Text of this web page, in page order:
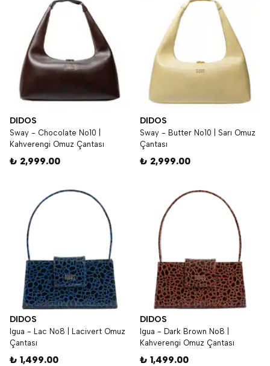
DIDOS
Sway - Chocolate No10 |
Kahverengi Omuz Çantası
₺ 2,999.00
DIDOS
Sway - Butter No10 | Sarı Omuz
Çantası
₺ 2,999.00
DIDOS
Igua - Lac No8 | Lacivert Omuz
Çantası
₺ 1,499.00
DIDOS
Igua - Dark Brown No8 |
Kahverengi Omuz Çantası
₺ 1,499.00